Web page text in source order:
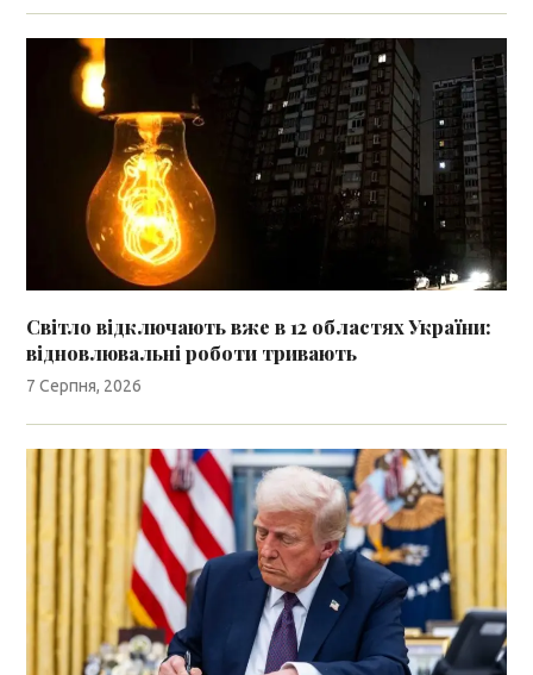
Світло відключають вже в 12 областях України:
відновлювальні роботи тривають
7 Серпня, 2026